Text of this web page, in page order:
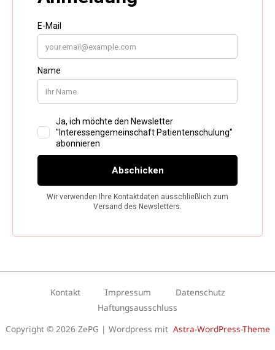
Kontakt Impressum
Datenschutz
Haftungsausschluss
Copyright © 2026 ZePG | Wordpress mit Astra-WordPress-Theme